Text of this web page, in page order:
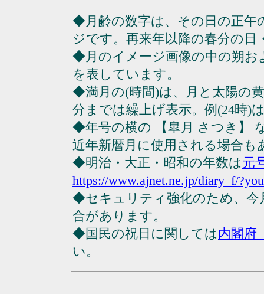
◆月齢の数字は、その日の正午
ジです。再来年以降の春分の日
◆月のイメージ画像の中の朔
を表しています。
◆満月の(時間)は、月と太陽の
分までは繰上げ表示。例(24時)
◆年号の横の 【皐月 さつき】
近年新暦月に使用される場合も
◆明治・大正・昭和の年数は元
https://www.ajnet.ne.jp/diary_f/
◆セキュリティ強化のため、今
合があります。
◆国民の祝日に関しては内閣府
い。